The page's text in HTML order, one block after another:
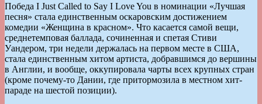
Победа I Just Called to Say I Love You в номинации «Лучшая
песня» стала единственным оскаровским достижением
комедии «Женщина в красном». Что касается самой вещи,
среднетемповая баллада, сочиненная и спетая Стиви
Уандером, три недели держалась на первом месте в США,
стала единственным хитом артиста, добравшимся до вершины
в Англии, и вообще, оккупировала чарты всех крупных стран
(кроме почему-то Дании, где притормозила в местном хит-
параде на шестой позиции).